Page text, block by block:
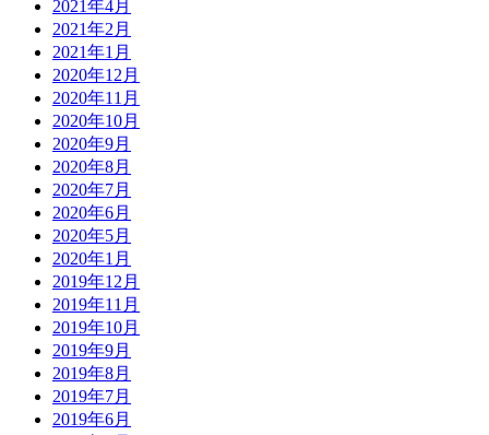
2021年4月
2021年2月
2021年1月
2020年12月
2020年11月
2020年10月
2020年9月
2020年8月
2020年7月
2020年6月
2020年5月
2020年1月
2019年12月
2019年11月
2019年10月
2019年9月
2019年8月
2019年7月
2019年6月